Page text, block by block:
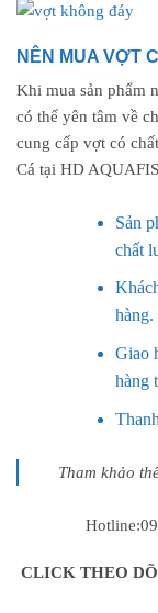
NÊN MUA VỢT
Khi mua sản phẩm
có thể yên tâm về
cung cấp vợt có
Cá tại HD
Sản
chất
hàng.
Giao
hàng
Tham khảo
CLICK THEO